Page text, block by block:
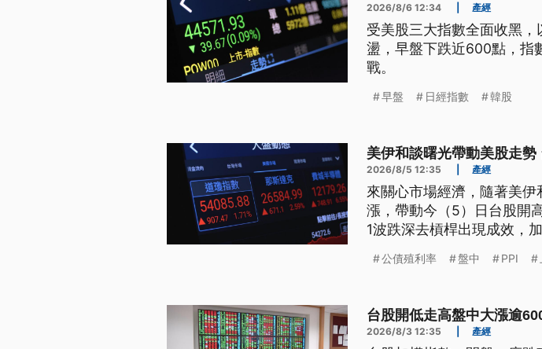
2026/8/6 12:34 產經
受美股三大指數全面收黑
盪，早盤下跌近600點，指
戰。
早盤 日經指數 韓股
美伊和談曙光帶動美股走
2026/8/5 12:35 產經
來關心市場經濟，隨著美
漲，帶動今（5）日台股開
1波跌深去槓桿出現成效，
抑制第2波通膨、也可能降
公債殖利率 盤中 PPI
台股開低走高盤中大漲逾
2026/8/3 12:35 產經